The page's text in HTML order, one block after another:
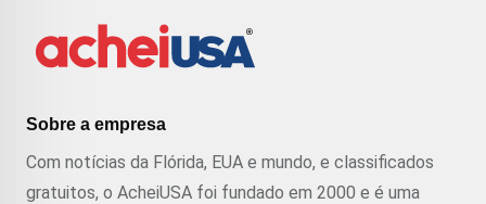
Sobre a empresa
Com notícias da Flórida, EUA e mundo, e classificados
gratuitos, o AcheiUSA foi fundado em 2000 e é uma